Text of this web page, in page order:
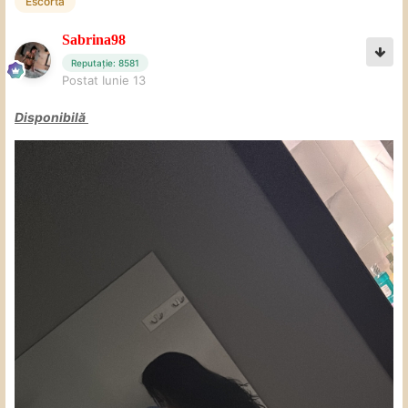
Sabrina98
Reputație: 8581
Postat Iunie 13
Disponibilă